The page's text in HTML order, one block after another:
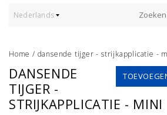
Nederlands
Home / dansende tijger - strijkapplicatie -
DANSENDE
TIJGER -
STRIJKAPPLICATIE - MINI